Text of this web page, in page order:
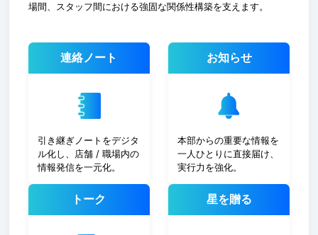
場間、スタッフ間における強固な関係性構築を支えます。
連絡ノート
引き継ぎノートをデジタ
ル化し、店舗 / 職場内の
情報発信を一元化。
お知らせ
本部からの重要な情報を
一人ひとりに直接届け、
実行力を強化。
トーク 星を贈る